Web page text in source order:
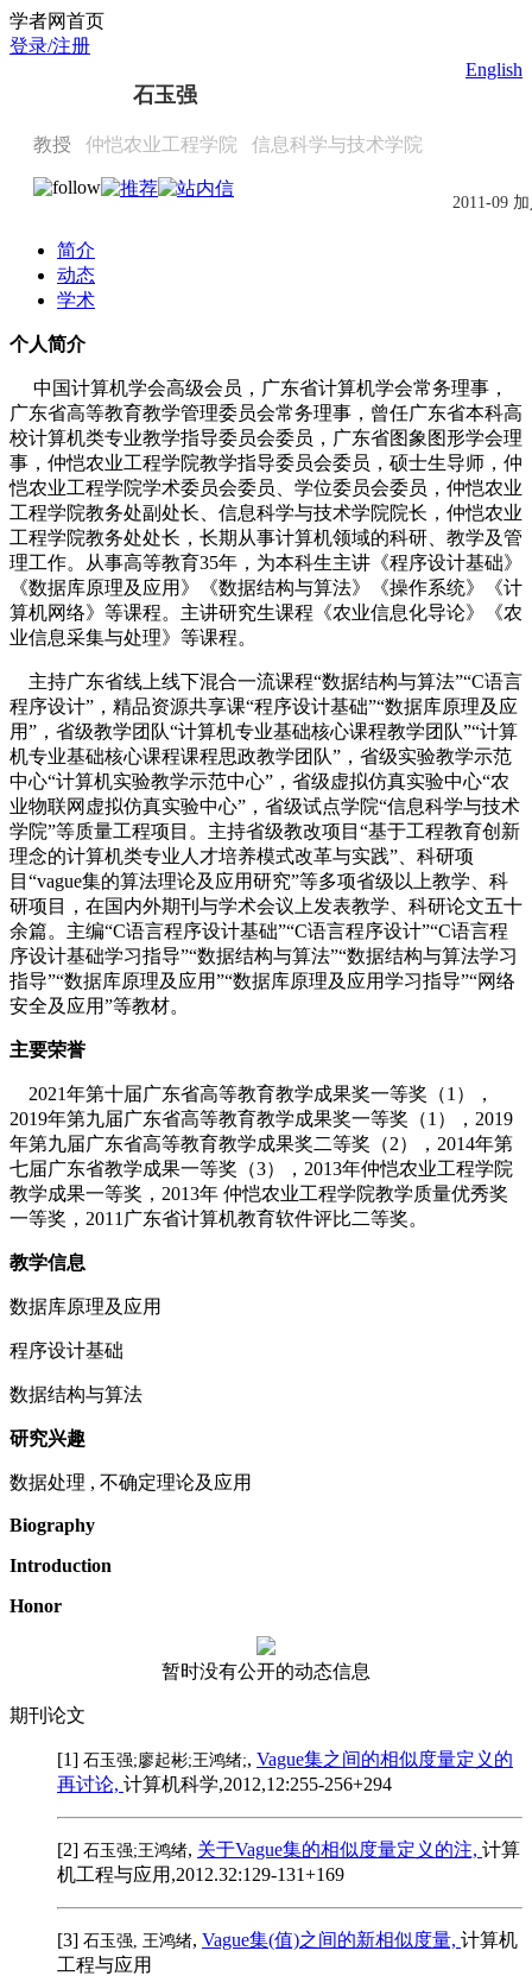
学者网首页
登录/注册
English
石玉强
教授 仲恺农业工程学院 信息科学与技术学院
2011-09
简介
动态
学术
个人简介
中国计算机学会高级会员，广东省计算机学会常务理事，
广东省高等教育教学管理委员会常务理事，曾任广东省本科高
校计算机类专业教学指导委员会委员，广东省图象图形学会理
事，仲恺农业工程学院教学指导委员会委员，硕士生导师，仲
恺农业工程学院学术委员会委员、学位委员会委员，仲恺农业
工程学院教务处副处长、信息科学与技术学院院长，仲恺农业
工程学院教务处处长，长期从事计算机领域的科研、教学及管
理工作。从事高等教育35年，为本科生主讲《程序设计基础》
《数据库原理及应用》《数据结构与算法》《操作系统》《计
算机网络》等课程。主讲研究生课程《农业信息化导论》《农
业信息采集与处理》等课程。
主持广东省线上线下混合一流课程“数据结构与算法”“C语言
程序设计”，精品资源共享课“程序设计基础”“数据库原理及应
用”，省级教学团队“计算机专业基础核心课程教学团队”“计算
机专业基础核心课程课程思政教学团队”，省级实验教学示范
中心“计算机实验教学示范中心”，省级虚拟仿真实验中心“农
业物联网虚拟仿真实验中心”，省级试点学院“信息科学与技术
学院”等质量工程项目。主持省级教改项目“基于工程教育创新
理念的计算机类专业人才培养模式改革与实践”、科研项
目“vague集的算法理论及应用研究”等多项省级以上教学、科
研项目，在国内外期刊与学术会议上发表教学、科研论文五十
余篇。主编“C语言程序设计基础”“C语言程序设计”“C语言程
序设计基础学习指导”“数据结构与算法”“数据结构与算法学习
指导”“数据库原理及应用”“数据库原理及应用学习指导”“网络
安全及应用”等教材。
主要荣誉
2021年第十届广东省高等教育教学成果奖一等奖（1），
2019年第九届广东省高等教育教学成果奖一等奖（1），2019
年第九届广东省高等教育教学成果奖二等奖（2），2014年第
七届广东省教学成果一等奖（3），2013年仲恺农业工程学院
教学成果一等奖，2013年 仲恺农业工程学院教学质量优秀奖
一等奖，2011广东省计算机教育软件评比二等奖。
教学信息
数据库原理及应用
程序设计基础
数据结构与算法
研究兴趣
数据处理 , 不确定理论及应用
Biography
Introduction
Honor
暂时没有公开的动态信息
期刊论文
[1] 石玉强;廖起彬;王鸿绪;, Vague集之间的相似度量定义的
再讨论, 计算机科学,2012,12:255-256+294
[2] 石玉强;王鸿绪, 关于Vague集的相似度量定义的注, 计算
机工程与应用,2012.32:129-131+169
[3] 石玉强, 王鸿绪, Vague集(值)之间的新相似度量, 计算机
工程与应用